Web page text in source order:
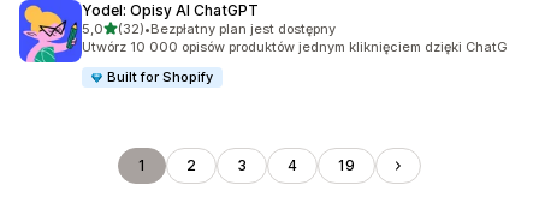
Yodel: Opisy AI ChatGPT
5,0na 5 gwiazdek
(32)
Łączna liczba recenzji: 32
•Bezpłatny plan jest dostępny
Utwórz 10 000 opisów produktów jednym kliknięciem dzięki ChatG
Built for Shopify
1 2 3 4 19